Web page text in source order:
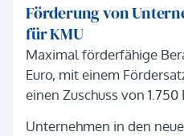
Förderung von
für KMU
Maximal förderfähige
Euro, mit einem
einen Zuschuss von 1.750
Unternehmen in den